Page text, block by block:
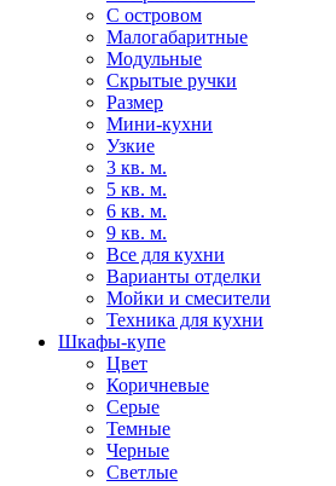
С островом
Малогабаритные
Модульные
Скрытые ручки
Размер
Мини-кухни
Узкие
3 кв. м.
5 кв. м.
6 кв. м.
9 кв. м.
Все для кухни
Варианты отделки
Мойки и смесители
Техника для кухни
Шкафы-купе
Цвет
Коричневые
Серые
Темные
Черные
Светлые